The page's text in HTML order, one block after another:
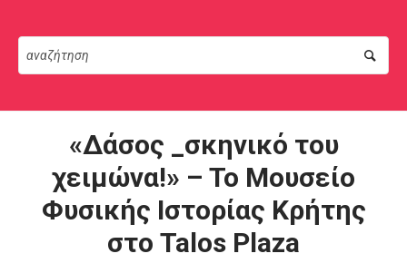
«Δάσος _σκηνικό του
χειμώνα!» – Το Μουσείο
Φυσικής Ιστορίας Κρήτης
στο Talos Plaza